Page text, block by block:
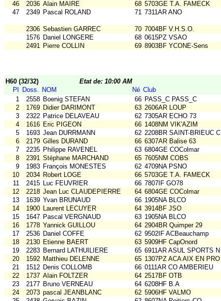
46
2036 Alain MAIRE 68 5703GE T.A. FAMECK
47
2349 Pascal ROLAND 71 7311AR ANO
2306 Sebastien GARREC 70 7004BF V.H.S.O.
1576 Daniel LONGERE 68 0615PZ VSAO
2491 Pierre COLLIN 69 8903BF YCONE-Sens
H60 (32/32)
Etat de: 10:00 AM
Pl
Doss. NOM Né Club
1
2558 Boenig STEFAN 66 PASS_C PASS_C
2
1769 Didier DARIMONT 63 2606AR LOUP
3
2322 Patrice DELAVEAU 62 7305AR ECHO 73
4
1616 Eric PIGEON 66 1408NM VIK'AZIM
5
1693 Jean DURRMANN 62 2208BR SAINT-BRIEUC
6
2179 Gilles DURAND 66 6307AR Balise 63
7
2235 Philippe RAVENEL 63 6804GE COColmar
8
2391 Stéphane MARCHAND 65 7605NM COBS
9
1983 François MONESTES 62 4709NA PSNO
10
2034 Robert LOGE 66 5703GE T.A. FAMECK
11
2415 Luc FEUVRIER 66 7807IF GO78
12
2218 Jean Luc CLAUDEPIERRE 64 6804GE COColmar
13
1639 Yvan BRUNAUD 66 1905NA BLCO
14
1900 Laurent LECUYER 64 3914BF JSO
15
1647 Pascal VERGNAUD 63 1905NA BLCO
16
1778 Yannick GUILLOU 64 2904BR Quimper 29
17
2536 Daniel COFFE 62 9502IF ACBeauchamp
18
2130 Etienne BAERT 63 5909HF CapOnord
19
2283 Bernard LATHUILIERE 65 6911AR ASUL SPORTS
20
1592 Matthieu DELENNE 65 1307PZ ACA AIX EN
21
1512 Denis COLLOMB 66 0111AR CO AMBERIEU
22
1737 Alain FOLTZER 64 2517BF OTB
23
2177 Bruno VERNEAU 64 6208HF B.A
24
2073 pascal JEANBLANC 62 5906HF VALMO